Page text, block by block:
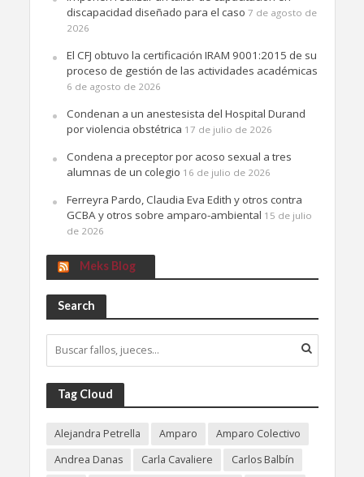
discapacidad diseñado para el caso 7 de agosto de
2026
El CFJ obtuvo la certificación IRAM 9001:2015 de su
proceso de gestión de las actividades académicas
6 de agosto de 2026
Condenan a un anestesista del Hospital Durand
por violencia obstétrica 17 de julio de 2026
Condena a preceptor por acoso sexual a tres
alumnas de un colegio 16 de julio de 2026
Ferreyra Pardo, Claudia Eva Edith y otros contra
GCBA y otros sobre amparo-ambiental 15 de julio
de 2026
Meks Blog
Search
Tag Cloud
Alejandra Petrella Amparo
Amparo Colectivo
Andrea Danas
Carla Cavaliere
Carlos Balbín